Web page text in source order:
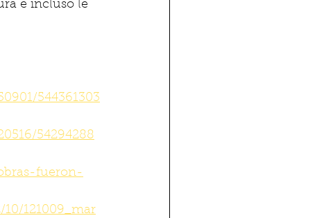
e incluso le
544361303
54294288
fueron-
121009_mar